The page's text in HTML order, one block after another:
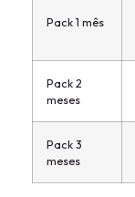
Pack 1 mês
Pack 2
meses
Pack 3
meses